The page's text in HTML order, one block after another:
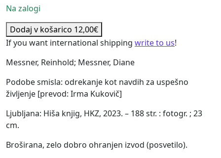
Na zalogi
Reinhold Messner, Diane Messner Podobe smisla količina
Dodaj v košarico 12,00€
If you want international shipping write to us!
Messner, Reinhold; Messner, Diane
Podobe smisla: odrekanje kot navdih za uspešno
življenje [prevod: Irma Kukovič]
Ljubljana: Hiša knjig, HKZ, 2023. – 188 str. : fotogr. ; 23
cm.
Broširana, zelo dobro ohranjen izvod (posvetilo).